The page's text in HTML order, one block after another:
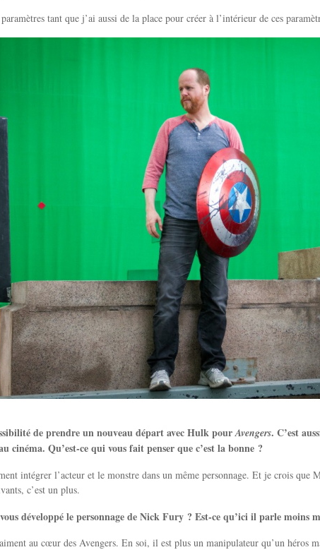
tant que j’ai aussi de la place pour créer à l’intérieur de ces
de prendre un nouveau départ avec Hulk pourAvengers. C’est
cinéma. Qu’est-ce qui vous fait penser que c’est la bonne ?
intégrer l’acteur et le monstre dans un même personnage. Et je crois que
c’est un plus.
développé le personnage de Nick Fury ? Est-ce qu’ici il parle moins
au cœur des Avengers. En soi, il est plus un manipulateur qu’un héros